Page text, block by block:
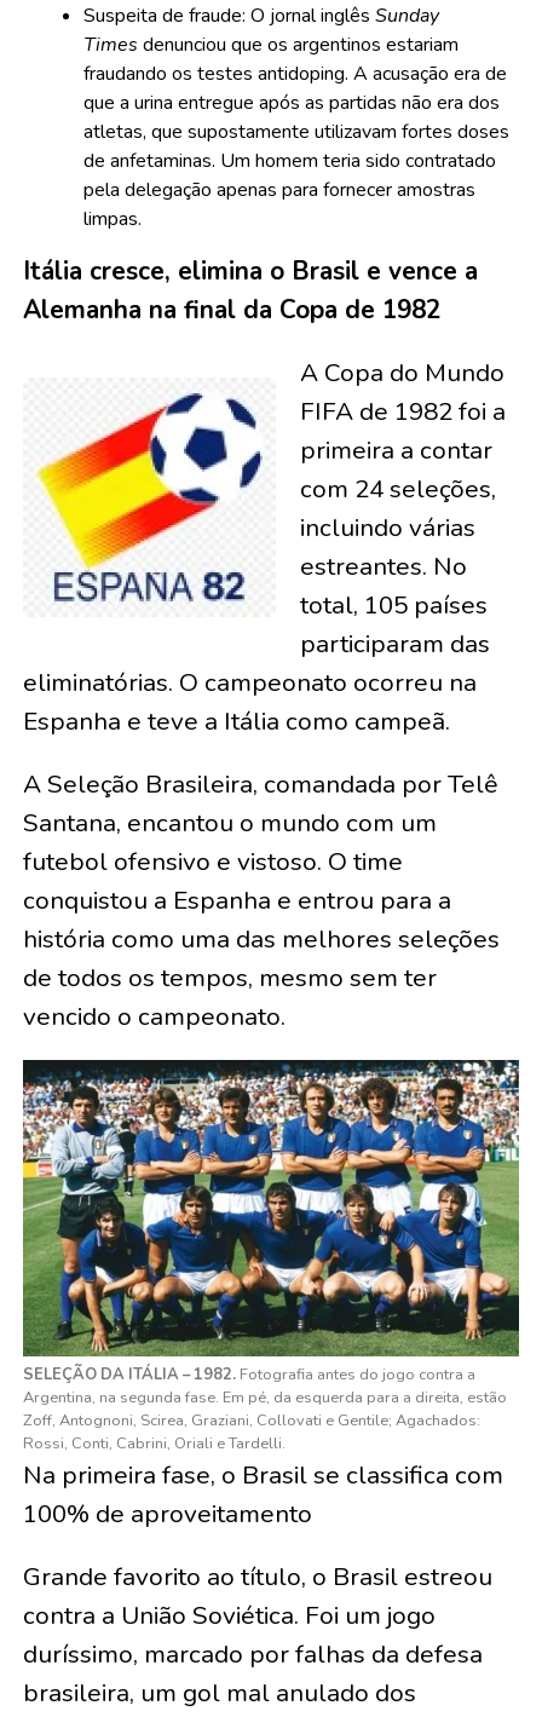
Suspeita de fraude: O jornal inglês Sunday
Times denunciou que os argentinos estariam
fraudando os testes antidoping. A acusação era de
que a urina entregue após as partidas não era dos
atletas, que supostamente utilizavam fortes doses
de anfetaminas. Um homem teria sido contratado
pela delegação apenas para fornecer amostras
limpas.
Itália cresce, elimina o Brasil e vence a
Alemanha na final da Copa de 1982
A Copa do Mundo
FIFA de 1982 foi a
primeira a contar
com 24 seleções,
incluindo várias
estreantes. No
total, 105 países
participaram das
eliminatórias. O campeonato ocorreu na
Espanha e teve a Itália como campeã.
A Seleção Brasileira, comandada por Telê
Santana, encantou o mundo com um
futebol ofensivo e vistoso. O time
conquistou a Espanha e entrou para a
história como uma das melhores seleções
de todos os tempos, mesmo sem ter
vencido o campeonato.
SELEÇÃO DA ITÁLIA – 1982.Fotografia antes do jogo contra a
Argentina, na segunda fase. Em pé, da esquerda para a direita, estão
Zoff, Antognoni, Scirea, Graziani, Collovati e Gentile; Agachados:
Rossi, Conti, Cabrini, Oriali e Tardelli.
Na primeira fase, o Brasil se classifica com
100% de aproveitamento
Grande favorito ao título, o Brasil estreou
contra a União Soviética. Foi um jogo
duríssimo, marcado por falhas da defesa
brasileira, um gol mal anulado dos